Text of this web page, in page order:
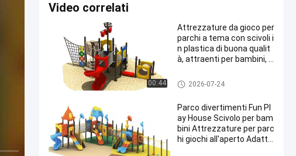
Video correlati
00:44
Attrezzature da gioco per
parchi a tema con scivoli i
n plastica di buona qualit
à, attraenti per bambini, p
Parco giochi all'aperto
2026-07-24
Parco divertimenti Fun Pl
ay House Scivolo per bam
bini Attrezzature per parc
hi giochi all'aperto Adatto